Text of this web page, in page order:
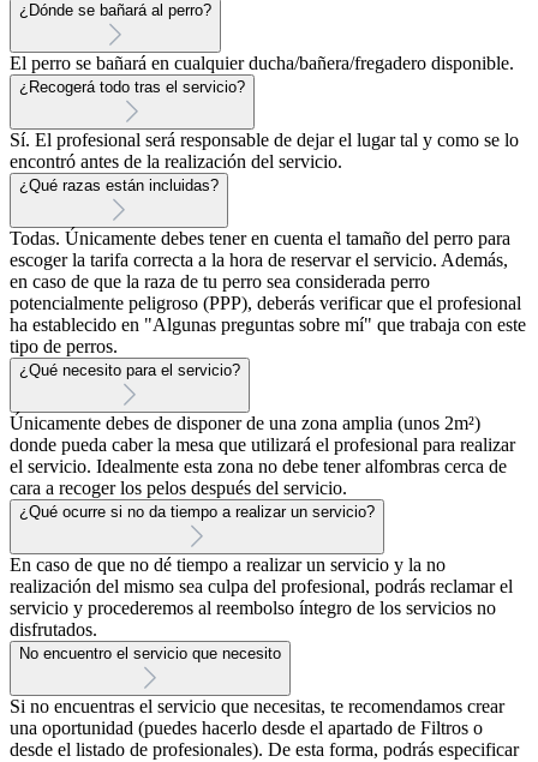
¿Dónde se bañará al perro?
El perro se bañará en cualquier ducha/bañera/fregadero disponible.
¿Recogerá todo tras el servicio?
Sí. El profesional será responsable de dejar el lugar tal y como se lo
encontró antes de la realización del servicio.
¿Qué razas están incluidas?
Todas. Únicamente debes tener en cuenta el tamaño del perro para
escoger la tarifa correcta a la hora de reservar el servicio. Además,
en caso de que la raza de tu perro sea considerada perro
potencialmente peligroso (PPP), deberás verificar que el profesional
ha establecido en "Algunas preguntas sobre mí" que trabaja con este
tipo de perros.
¿Qué necesito para el servicio?
Únicamente debes de disponer de una zona amplia (unos 2m²)
donde pueda caber la mesa que utilizará el profesional para realizar
el servicio. Idealmente esta zona no debe tener alfombras cerca de
cara a recoger los pelos después del servicio.
¿Qué ocurre si no da tiempo a realizar un servicio?
En caso de que no dé tiempo a realizar un servicio y la no
realización del mismo sea culpa del profesional, podrás reclamar el
servicio y procederemos al reembolso íntegro de los servicios no
disfrutados.
No encuentro el servicio que necesito
Si no encuentras el servicio que necesitas, te recomendamos crear
una oportunidad (puedes hacerlo desde el apartado de Filtros o
desde el listado de profesionales). De esta forma, podrás especificar